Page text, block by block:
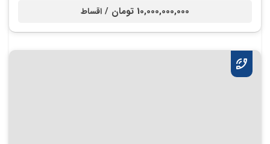
10,000,000,000 تومان / اقساط